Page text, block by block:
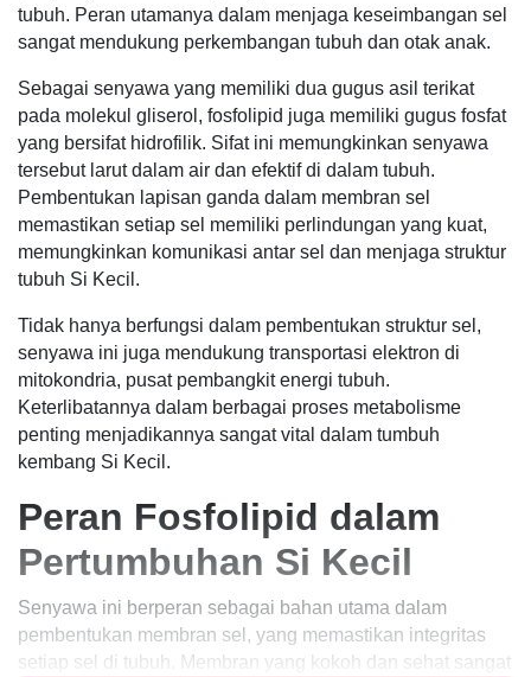
tubuh. Peran utamanya dalam menjaga keseimbangan sel
sangat mendukung perkembangan tubuh dan otak anak.
Sebagai senyawa yang memiliki dua gugus asil terikat
pada molekul gliserol, fosfolipid juga memiliki gugus fosfat
yang bersifat hidrofilik. Sifat ini memungkinkan senyawa
tersebut larut dalam air dan efektif di dalam tubuh.
Pembentukan lapisan ganda dalam membran sel
memastikan setiap sel memiliki perlindungan yang kuat,
memungkinkan komunikasi antar sel dan menjaga struktur
tubuh Si Kecil.
Tidak hanya berfungsi dalam pembentukan struktur sel,
senyawa ini juga mendukung transportasi elektron di
mitokondria, pusat pembangkit energi tubuh.
Keterlibatannya dalam berbagai proses metabolisme
penting menjadikannya sangat vital dalam tumbuh
kembang Si Kecil.
Peran Fosfolipid dalam
Pertumbuhan Si Kecil
Senyawa ini berperan sebagai bahan utama dalam
pembentukan membran sel, yang memastikan integritas
setiap sel di tubuh. Membran yang kokoh dan sehat sangat